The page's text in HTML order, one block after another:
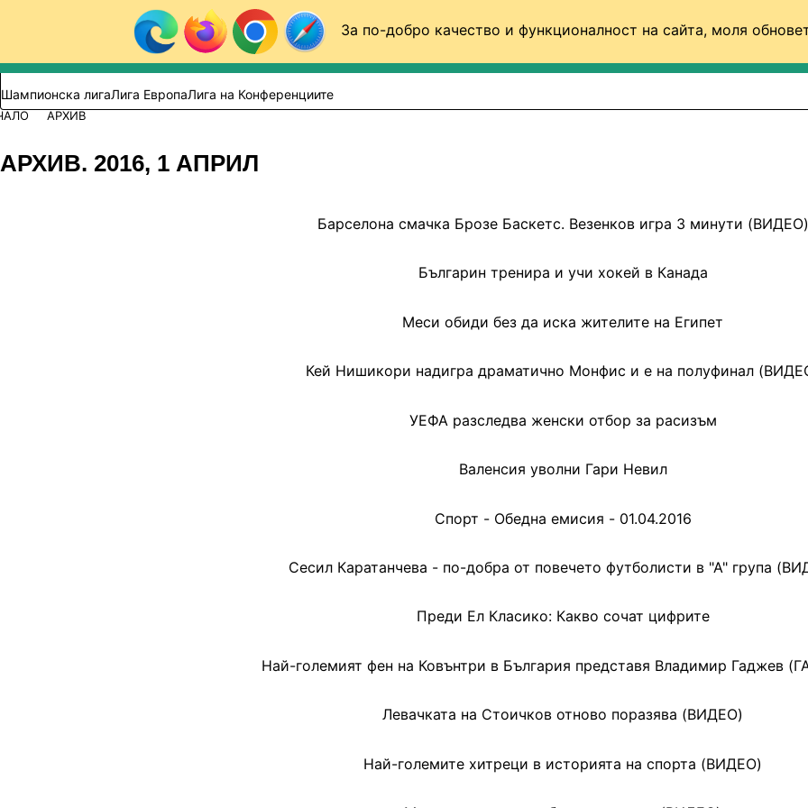
За по-добро качество и функционалност на сайта, моля
Към съдържанието
Търси в сайта
ВИДЕО ФУТБОЛ (БГ)
Шампионска лигаЛига ЕвропаЛига на Конференциите
АРХИВ
АРХИВ. 2016, 1 АПРИЛ
Барселона смачка Брозе Баскетс. Везенков игра 3 минути (ВИДЕО)
Българин тренира и учи хокей в Канада
Меси обиди без да иска жителите на Египет
Кей Нишикори надигра драматично Монфис и е на полуфинал
УЕФА разследва женски отбор за расизъм
Валенсия уволни Гари Невил
Спорт - Обедна емисия - 01.04.2016
Сесил Каратанчева - по-добра от повечето футболисти в "А" група
Преди Ел Класико: Какво сочат цифрите
Най-големият фен на Ковънтри в България представя Владимир Гаджев
Левачката на Стоичков отново поразява (ВИДЕО)
Най-големите хитреци в историята на спорта (ВИДЕО)